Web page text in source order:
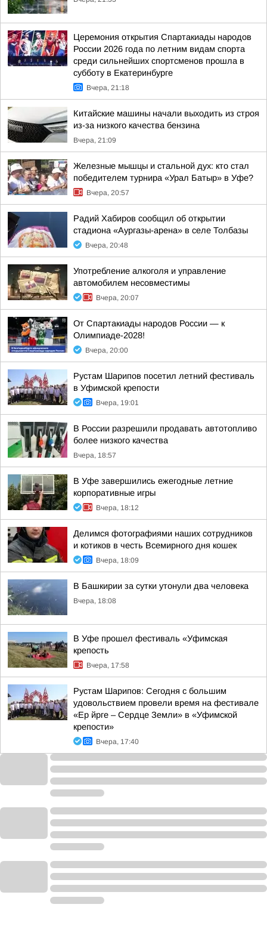
Церемония открытия Спартакиады народов
России 2026 года по летним видам спорта
среди сильнейших спортсменов прошла в
субботу в Екатеринбурге
Вчера, 21:18
Китайские машины начали выходить из строя
из-за низкого качества бензина
Вчера, 21:09
Железные мышцы и стальной дух: кто стал
победителем турнира «Урал Батыр» в Уфе?
Вчера, 20:57
Радий Хабиров сообщил об открытии
стадиона «Аургазы-арена» в селе Толбазы
Вчера, 20:48
Употребление алкоголя и управление
автомобилем несовместимы
Вчера, 20:07
От Спартакиады народов России — к
Олимпиаде-2028!
Вчера, 20:00
Рустам Шарипов посетил летний фестиваль
в Уфимской крепости
Вчера, 19:01
В России разрешили продавать автотопливо
более низкого качества
Вчера, 18:57
В Уфе завершились ежегодные летние
корпоративные игры
Вчера, 18:12
Делимся фотографиями наших сотрудников
и котиков в честь Всемирного дня кошек
Вчера, 18:09
В Башкирии за сутки утонули два человека
Вчера, 18:08
В Уфе прошел фестиваль «Уфимская
крепость
Вчера, 17:58
Рустам Шарипов: Сегодня с большим
удовольствием провели время на фестивале
«Ер йрге – Сердце Земли» в «Уфимской
крепости»
Вчера, 17:40